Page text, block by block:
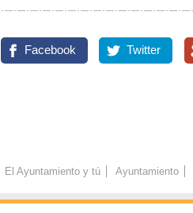
Facebook Twitter
El Ayuntamiento y tú Ayuntamiento